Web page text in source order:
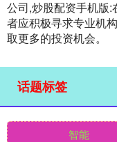
公司,炒股配资手机版
者应积极寻求专业机
取更多的投资机会。
话题标签
智能